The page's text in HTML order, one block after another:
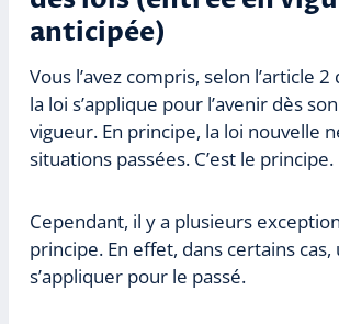
anticipée)
Vous l’avez compris, selon l’article 2
la loi s’applique pour l’avenir dès
vigueur. En principe, la loi nouvelle
situations passées. C’est le principe.
Cependant, il y a plusieurs
principe. En effet, dans certains cas,
s’appliquer pour le passé.